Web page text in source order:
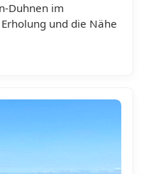
Duhnen im
und die Nähe